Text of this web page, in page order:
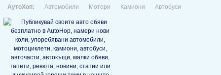
АутоХоп: Автомобили Мотори Камиони Автобуси